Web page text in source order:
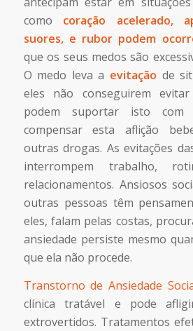
como coração acelerado,
suores, e rubor podem
que os seus medos são
O medo leva a evitação de
eles não conseguirem
podem suportar isto
compensar esta aflição
outras drogas. As evitações
interrompem trabalho,
relacionamentos. Ansiosos
outras pessoas têm
eles, falam pelas costas,
ansiedade persiste mesmo
que ela não procede.
Transtorno de Ansiedade
clínica tratável e pode
extrovertidos. Tratamentos